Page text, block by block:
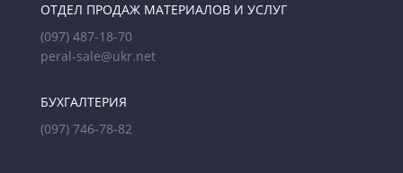
ОТДЕЛ ПРОДАЖ МАТЕРИАЛОВ И УСЛУГ
(097) 487-18-70
peral-sale@ukr.net
БУХГАЛТЕРИЯ
(097) 746-78-82